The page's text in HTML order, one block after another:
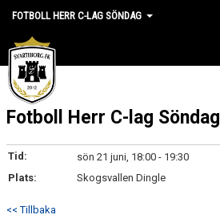
FOTBOLL HERR C-LAG SÖNDAG
HEM
NYHETER
KALENDER
MATCHER
Fotboll Herr C-lag Söndag
Tid:
sön 21 juni, 18:00 - 19:30
Plats:
Skogsvallen Dingle
<< Tillbaka